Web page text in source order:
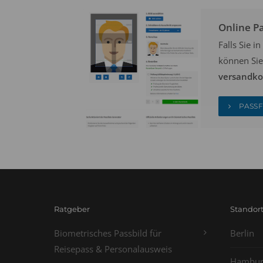
Online
Falls Sie
können
Ratgeber
Biometrisches Passbild für
Reisepass & Personalausweis
Berlin